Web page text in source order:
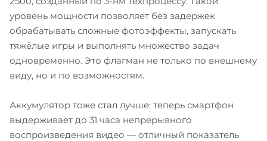
уровень мощности позволяет без задержек
обрабатывать сложные фотоэффекты, запускать
тяжёлые игры и выполнять множество задач
одновременно. Это флагман не только по внешнему
виду, но и по возможностям.
Аккумулятор тоже стал лучше: теперь смартфон
выдерживает до 31 часа непрерывного
воспроизведения видео — отличный показатель